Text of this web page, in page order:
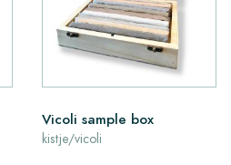
Vicoli sample box
kistje/vicoli